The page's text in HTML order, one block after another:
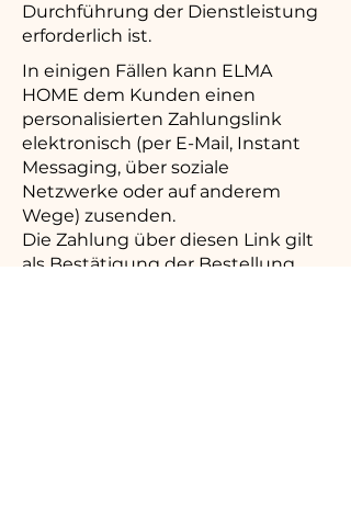
Durchführung der Dienstleistung
erforderlich ist.
In einigen Fällen kann ELMA
HOME dem Kunden einen
personalisierten Zahlungslink
elektronisch (per E-Mail, Instant
Messaging, über soziale
Netzwerke oder auf anderem
Wege) zusenden.
Die Zahlung über diesen Link gilt
als Bestätigung der Bestellung